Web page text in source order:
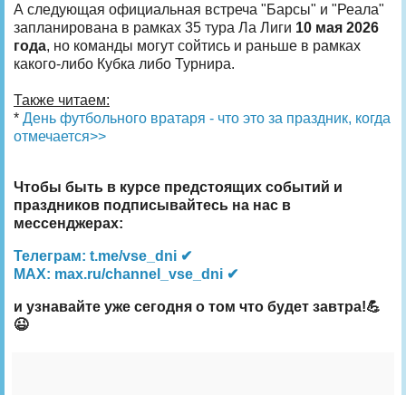
А следующая официальная встреча "Барсы" и "Реала"
запланирована в рамках 35 тура Ла Лиги 10 мая 2026
года, но команды могут сойтись и раньше в рамках
какого-либо Кубка либо Турнира.
Также читаем:
* День футбольного вратаря - что это за праздник, когда
отмечается>>
Чтобы быть в курсе предстоящих событий и
праздников подписывайтесь на нас в
мессенджерах:
Телеграм: t.me/vse_dni ✔
MAX: max.ru/channel_vse_dni ✔
и узнавайте уже сегодня о том что будет завтра!💪
😉